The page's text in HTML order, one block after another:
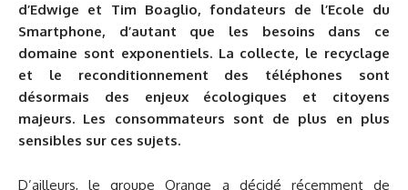
d’Edwige et Tim Boaglio, fondateurs de l’Ecole du
Smartphone, d’autant que les besoins dans ce
domaine sont exponentiels. La collecte, le recyclage
et le reconditionnement des téléphones sont
désormais des enjeux écologiques et citoyens
majeurs. Les consommateurs sont de plus en plus
sensibles sur ces sujets.
D’ailleurs, le groupe Orange a décidé récemment de